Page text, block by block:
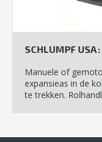
SCHLUMPF
Manuele of
expansieas in de
te trekken.